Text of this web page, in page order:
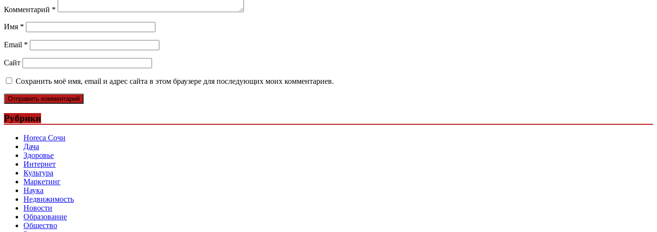
Комментарий *
Имя *
Email *
Сайт
Сохранить моё имя, email и адрес сайта в этом браузере для последующих моих комментариев.
Рубрики
Horeca Сочи
Дача
Здоровье
Интернет
Культура
Маркетинг
Наука
Недвижимость
Новости
Образование
Общество